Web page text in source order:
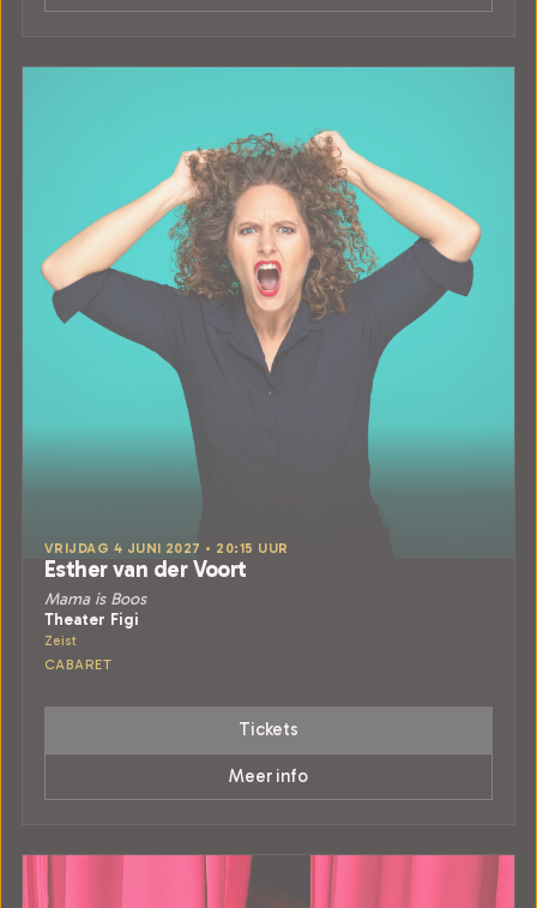
VRIJDAG 4 JUNI 2027 • 20:15 UUR
Esther van der Voort
Mama is Boos
Theater Figi
Zeist
CABARET
Tickets
Meer info